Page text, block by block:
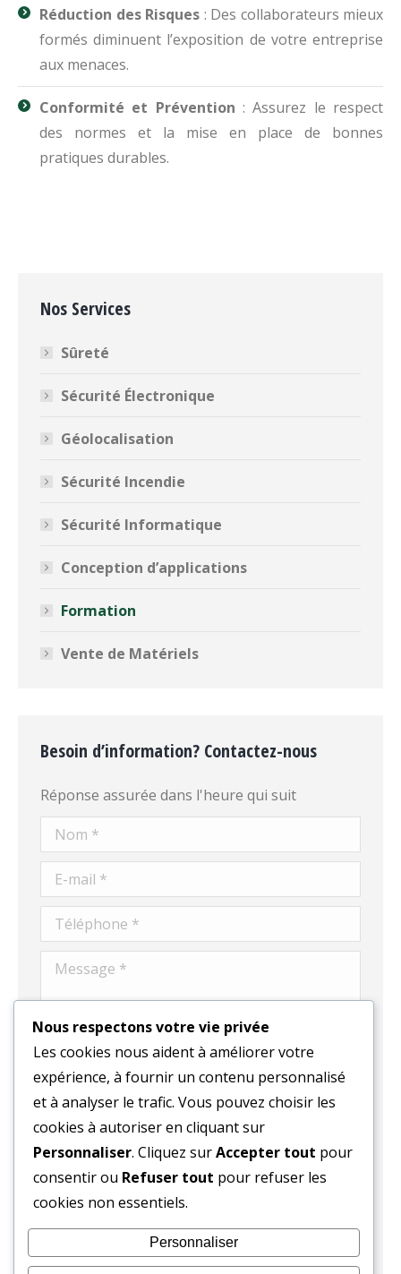
Réduction des Risques : Des collaborateurs mieux
formés diminuent l’exposition de votre entreprise
aux menaces.
Conformité et Prévention : Assurez le respect
des normes et la mise en place de bonnes
pratiques durables.
Nos Services
Sûreté
Sécurité Électronique
Géolocalisation
Sécurité Incendie
Sécurité Informatique
Conception d’applications
Formation
Vente de Matériels
Besoin d’information? Contactez-nous
Réponse assurée dans l'heure qui suit
Nom *
E-mail *
Téléphone *
Message *
En utilisant ce formulaire, vous acceptez que ce
site web stocke et traite vos données.
Envoyer
Nous respectons votre vie privée
Les cookies nous aident à améliorer votre
expérience, à fournir un contenu personnalisé
et à analyser le trafic. Vous pouvez choisir les
cookies à autoriser en cliquant sur
Personnaliser. Cliquez surAccepter tout pour
consentir ou Refuser tout pour refuser les
cookies non essentiels.
Personnaliser